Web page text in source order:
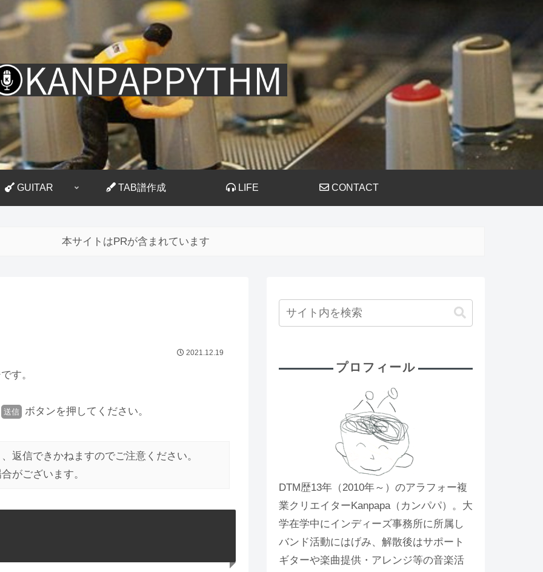
GUITAR TAB譜作成 LIFE CONTACT
本サイトはPRが含まれています
2021.12.19
す。
送信 ボタンを押してください。
返信できかねますのでご注意ください。
がございます。
プロフィール
DTM歴13年（2010年～）のアラフォー複
業クリエイターKanpapa（カンパパ）。大
学在学中にインディーズ事務所に所属し
バンド活動にはげみ、解散後はサポート
ギターや楽曲提供・アレンジ等の音楽活